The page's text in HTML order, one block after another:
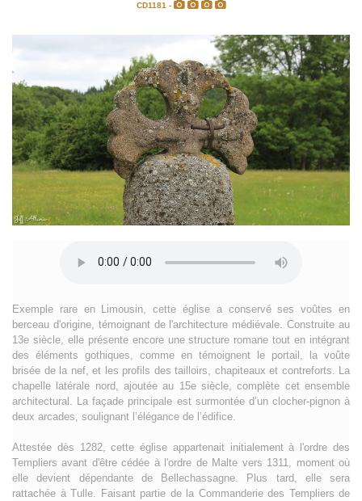
CD1181 -
Exemple rare en Limousin, cette église a conservé ses voûtes en
berceau d'origine, témoignant de l'architecture médiévale. Construite au
13e siècle, elle présente encore une structure romane tout en intégrant
des éléments gothiques, comme en témoignent le portail, la voûte
brisée de la nef, et les profils des tailloirs, chapiteaux et contreforts. La
chapelle latérale nord, ajoutée au 15e siècle, complète cet ensemble
architectural. La façade principale est surmontée d’un clocher-pignon à
deux arcades, soulignant l’élégance de l’édifice.
Attestée dès 1282, cette église appartenait initialement à l'ordre des
Templiers avant d'être cédée à l'ordre de Malte vers 1311, moment où
elle devient dépendante de Bellechassagne. Plus tard, elle sera
rattachée à Tulle. Faisant partie de la Commanderie des Templiers de